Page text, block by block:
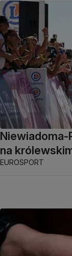
Niewiadoma-
na
EUROSPORT